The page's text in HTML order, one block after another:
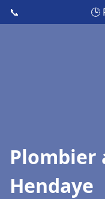
📞 🕒
Plombier
Hendaye